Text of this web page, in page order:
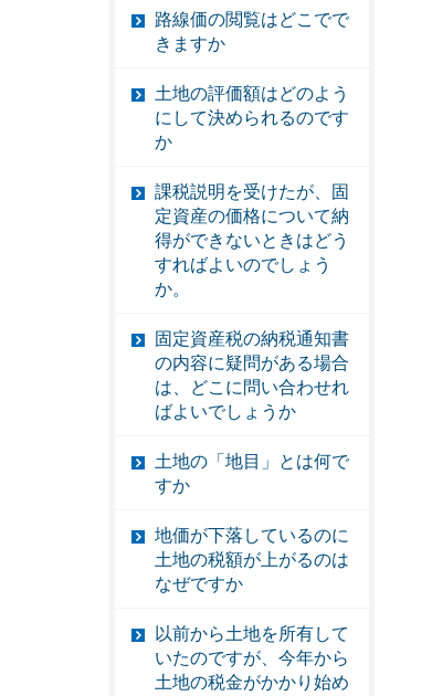
路線価の閲覧はどこでで
きますか
土地の評価額はどのよう
にして決められるのです
か
課税説明を受けたが、固
定資産の価格について納
得ができないときはどう
すればよいのでしょう
か。
固定資産税の納税通知書
の内容に疑問がある場合
は、どこに問い合わせれ
ばよいでしょうか
土地の「地目」とは何で
すか
地価が下落しているのに
土地の税額が上がるのは
なぜですか
以前から土地を所有して
いたのですが、今年から
土地の税金がかかり始め